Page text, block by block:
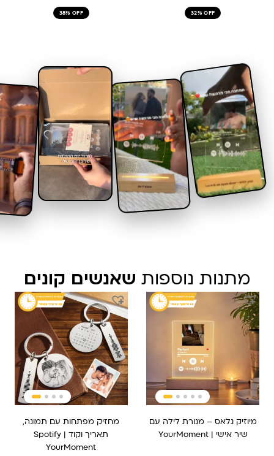
32% OFF
38% OFF
מתנות נוספות שאנשים קונים
מיוזיק גלאס – מנורת לילה עם
שיר אישי | YourMoment
מחזיק מפתחות עם תמונה,
תאריך וקוד Spotify |
YourMoment
המחיר
המקורי
היה:
₪ 209.
המחיר
הנוכחי
הוא:
₪ 149.90.